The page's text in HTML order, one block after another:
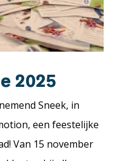
2025
Sneek, in
een feestelijke
Van 15 november